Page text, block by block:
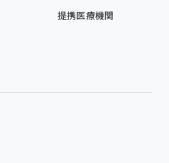
提携医療機関